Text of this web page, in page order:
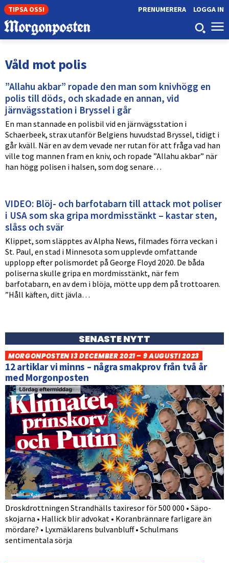
TIPSA OSS! LOGGA IN
PRENUMERERA
Våld mot polis
”Allahu akbar” ropade den man som knivhögg en
polis till döds, och skadade en annan, vid
järnvägsstation i Bryssel i går
En man stannade en polisbil vid en järnvägsstation i
Schaerbeek, strax utanför Belgiens huvudstad Bryssel, tidigt i
går kväll. När en av dem vevade ner rutan för att fråga vad han
ville tog mannen fram en kniv, och ropade ”Allahu akbar” när
han högg polisen i halsen, som dog senare…
VIDEO: Blöj- och barfotabarn till attack mot poliser
i USA som ska gripa mordmisstänkt – kastar sten,
slåss och svär
Klippet, som släpptes av Alpha News, filmades förra veckan i
St. Paul, en stad i Minnesota som upplevde omfattande
upplopp efter polismordet på George Floyd 2020. De båda
poliserna skulle gripa en mordmisstänkt, när fem
barfotabarn, en av dem i blöja, mötte upp dem på trottoaren.
”Håll käften, ditt jävla…
SENASTE NYTT
MORGONPOSTEN 13 DECEMBER 2021 – 9 AUGUSTI 2023
12 artiklar vi minns – några smakprov från två år
med Morgonposten
Droskdrottningen Strandhälls taxiresor för 500 000 • Säpo-
skojarna • Hallick blir advokat • Koranbrännare farligare än
mördare? • Lyxmäklarens bulvanbluff • Schulmans
sentimentala sörja